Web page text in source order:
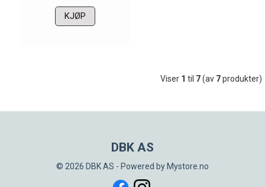
KJØP
Viser 1 til 7(av 7produkter)
DBK AS
© 2026 DBK AS - Powered by Mystore.no